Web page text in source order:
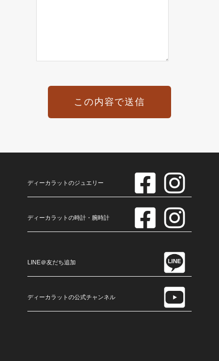
ディーカラットのジュエリー
ディーカラットの時計・腕時計
LINE＠友だち追加
ディーカラットの公式チャンネル